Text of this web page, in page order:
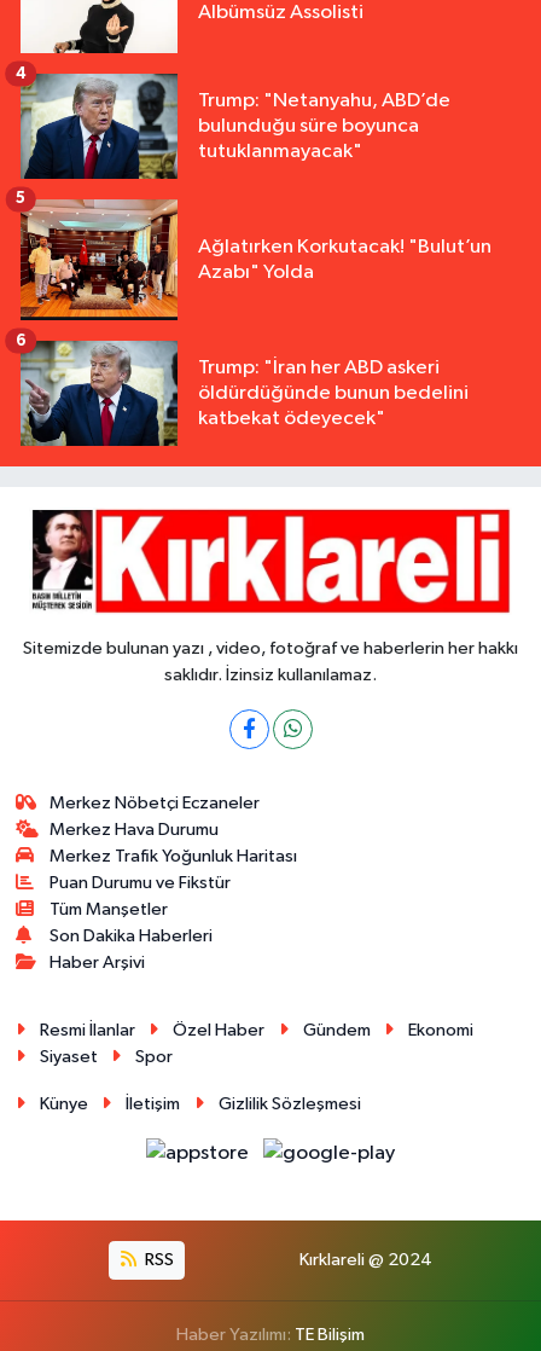
Albümsüz Assolisti
Trump: "Netanyahu, ABD’de
bulunduğu süre boyunca
tutuklanmayacak"
4
Ağlatırken Korkutacak! "Bulut’un
Azabı" Yolda
5
Trump: "İran her ABD askeri
öldürdüğünde bunun bedelini
katbekat ödeyecek"
6
Sitemizde bulunan yazı , video, fotoğraf ve haberlerin her hakkı
saklıdır. İzinsiz kullanılamaz.
Merkez Nöbetçi Eczaneler
Merkez Hava Durumu
Merkez Trafik Yoğunluk Haritası
Puan Durumu ve Fikstür
Tüm Manşetler
Son Dakika Haberleri
Haber Arşivi
Resmi İlanlar Özel Haber Gündem
Ekonomi
Siyaset
Spor
Künye İletişim Gizlilik Sözleşmesi
RSS Kırklareli @ 2024
Haber Yazılımı: TE Bilişim